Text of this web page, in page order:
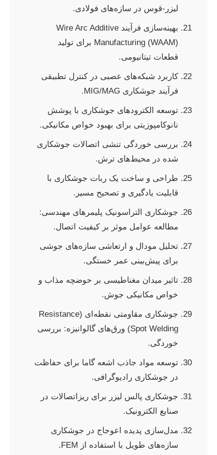
لیزر-قوس در سازه‌های فولادی.
بهینه‌سازی فرآیند Wire Arc Additive
Manufacturing (WAAM) برای تولید
قطعات تیتانیومی.
کاربرد شبکه‌های عصبی در کنترل تطبیقی
فرآیند جوشکاری MIG/MAG.
توسعه الکترودهای جوشکاری با پوشش
نانوکامپوزیتی برای بهبود خواص مکانیکی.
بررسی خوردگی تنشی اتصالات جوشکاری
شده در محیط‌های ترش.
طراحی و ساخت یک ربات جوشکاری با
قابلیت یادگیری و تصحیح مسیر.
جوشکاری التراسونیک پلیمرهای مهندسی:
مطالعه عوامل موثر بر کیفیت اتصال.
تحلیل مودال و ارتعاشی سازه‌های جوشی
برای پیش‌بینی عمر خستگی.
تاثیر میدان مغناطیسی بر حوضچه مذاب و
خواص مکانیکی جوش.
جوشکاری مقاومتی نقطه‌ای (Resistance
Spot Welding) ورق‌های گالوانیزه: بررسی
خوردگی.
توسعه مواد جاذب اشعه گاما برای حفاظت
در جوشکاری رادیوگرافی.
جوشکاری پالس لیزر برای ریزاتصالات در
صنایع الکترونیک.
مدل‌سازی پدیده اعوجاج در جوشکاری
سازه‌های طویل با استفاده از FEM.